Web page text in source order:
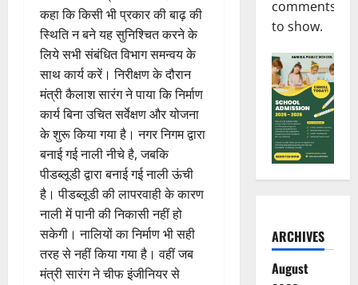
कहा कि किसी भी प्रकार की बाढ़ की
स्थिति न बने यह सुनिश्चित करने के
लिये सभी संबंधित विभाग समन्वय के
साथ कार्य करें। निरीक्षण के दौरान
मंत्री कैलाश सारंग ने पाया कि निर्माण
कार्य बिना उचित सर्वेक्षण और योजना
के शुरू किया गया है। नगर निगम द्वारा
बनाई गई नाली नीचे है, जबकि
पीडब्लूडी द्वारा बनाई गई नाली ऊंची
है। पीडब्लूडी की लापरवाही के कारण
नाली में पानी की निकासी नहीं हो
सकेगी। नालियों का निर्माण भी सही
तरह से नहीं किया गया है। वहीं जब
मंत्री सारंग ने चीफ इंजीनियर से
comments
to show.
ARCHIVES
August